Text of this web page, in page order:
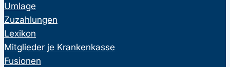
Umlage
Zuzahlungen
Lexikon
Mitglieder je Krankenkasse
Fusionen